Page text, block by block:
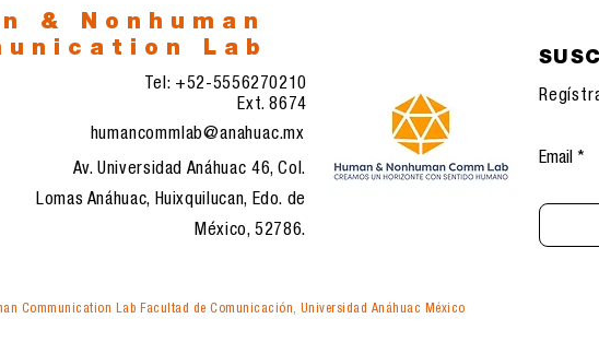
& Nonhuman
Lab
Tel: +52-5556270210
Ext. 8674
humancommlab@anahuac.mx
Av. Universidad Anáhuac 46, Col.
Lomas Anáhuac, Huixquilucan, Edo. de
México, 52786.
Email
Communication Lab Facultad de Comunicación, Universidad Anáhuac México